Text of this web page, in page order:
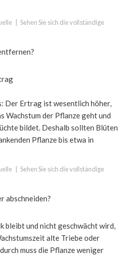
Sehen Sie sich die vollständige
Der Ertrag ist wesentlich höher,
Wachstum der Pflanze geht und
bildet. Deshalb sollten Blüten
Pflanze bis etwa in
Sehen Sie sich die vollständige
abschneiden?
bleibt und nicht geschwächt wird,
alte Triebe oder
muss die Pflanze weniger